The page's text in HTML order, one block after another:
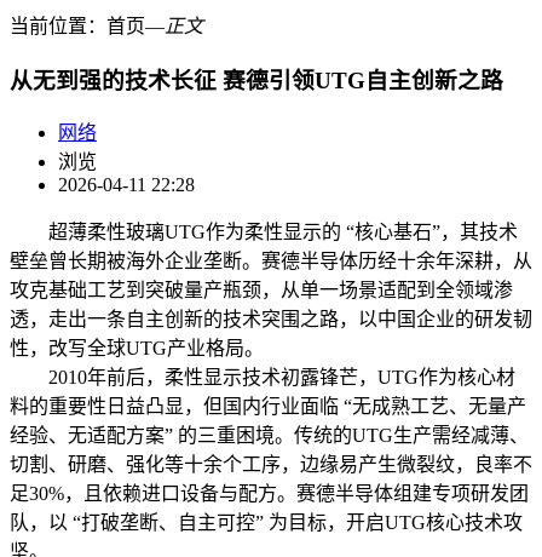
当前位置： 首页―正文
从无到强的技术长征 赛德引领UTG自主创新之路
网络
浏览
2026-04-11 22:28
超薄柔性玻璃UTG作为柔性显示的 “核心基石”，其技术
壁垒曾长期被海外企业垄断。赛德半导体历经十余年深耕，从
攻克基础工艺到突破量产瓶颈，从单一场景适配到全领域渗
透，走出一条自主创新的技术突围之路，以中国企业的研发韧
性，改写全球UTG产业格局。
2010年前后，柔性显示技术初露锋芒，UTG作为核心材
料的重要性日益凸显，但国内行业面临 “无成熟工艺、无量产
经验、无适配方案” 的三重困境。传统的UTG生产需经减薄、
切割、研磨、强化等十余个工序，边缘易产生微裂纹，良率不
足30%，且依赖进口设备与配方。赛德半导体组建专项研发团
队，以 “打破垄断、自主可控” 为目标，开启UTG核心技术攻
坚。